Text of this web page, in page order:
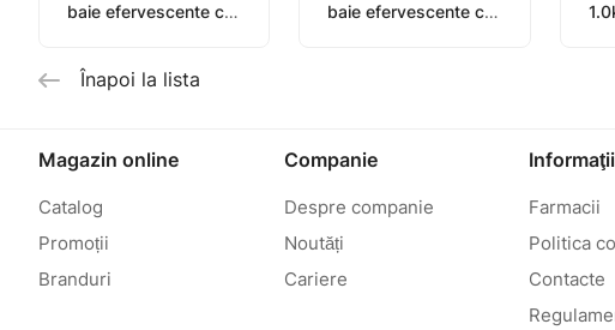
baie efervescente cu
baie efervescente cu
Înapoi la lista
Magazin online
Catalog
Promoții
Branduri
Companie
Despre companie
Noutăți
Cariere
Informaţii
Farmacii
Politica
Contacte